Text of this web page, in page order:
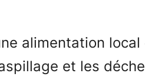
alimentation
et les